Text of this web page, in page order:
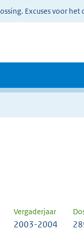
Excuses voor het
Vergaderjaar
2003-2004